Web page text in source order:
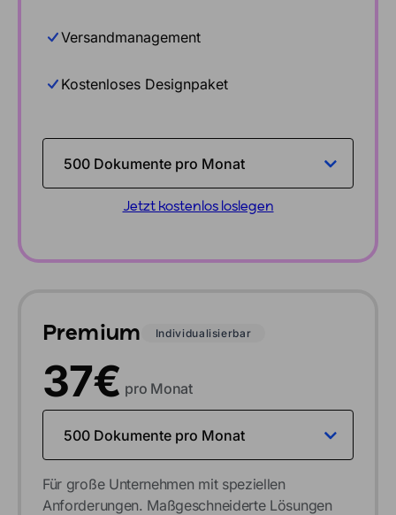
Versandmanagement
Kostenloses Designpaket
Jetzt kostenlos loslegen
Premium Individualisierbar
37€ pro Monat
Für große Unternehmen mit speziellen
Anforderungen. Maßgeschneiderte Lösungen